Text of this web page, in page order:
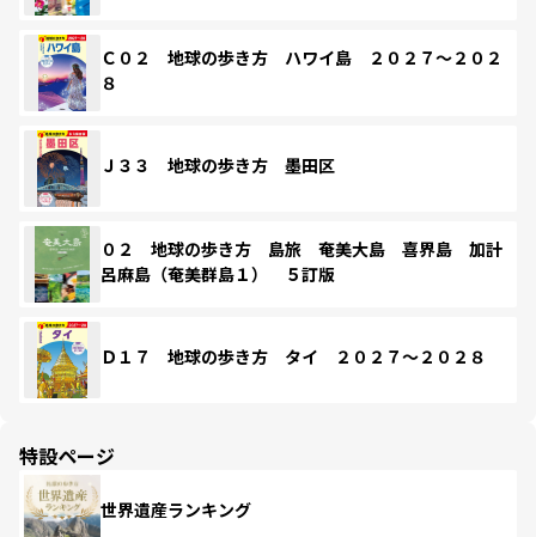
Ｃ０２ 地球の歩き方 ハワイ島 ２０２７～２０２
８
Ｊ３３ 地球の歩き方 墨田区
０２ 地球の歩き方 島旅 奄美大島 喜界島 加計
呂麻島（奄美群島１） ５訂版
Ｄ１７ 地球の歩き方 タイ ２０２７～２０２８
特設ページ
世界遺産ランキング